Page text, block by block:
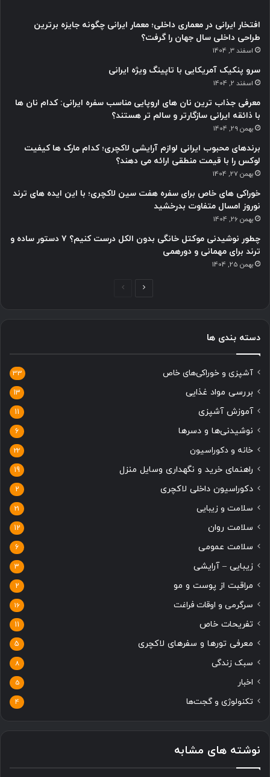
افتخار ایرانی در معماری داخلی؛ معمار ایرانی چگونه جایزه برترین
طراحی داخلی سال جهان را گرفت؟
اسفند 3, 1404
سرو پنکیک آمریکایی با تاپینگ ویژه ایرانی
اسفند 2, 1404
معرفی جذاب ترین نان های اروپایی مناسب سفره ایرانی: کدام نان ها
با ذائقه ایرانی سازگارتر و سالم تر هستند؟
بهمن 29, 1404
برندهای محبوب ایرانی لوازم آرایشی لاکچری؛ کدام مارک ها کیفیت
لوکس را با قیمت منطقی ارائه می دهند؟
بهمن 27, 1404
خوراکی های خاص برای سفره هفت سین لاکچری؛ با این ایده های ترند
نوروز امسال متفاوت بدرخشید
بهمن 26, 1404
چطور نوشیدنی موکتل خانگی بدون الکل درست کنیم؟ ۷ دستور ساده و
ترند برای مهمانی و دورهمی
بهمن 25, 1404
صفحه
صفحه
دسته بندی ها
آشپزی و خوراکی‌های خاص 33
بررسی مواد غذایی 13
آموزش آشپزی 11
نوشیدنی‌ها و دسرها 6
خانه و دکوراسیون 22
راهنمای خرید و نگهداری وسایل منزل 19
دکوراسیون داخلی لاکچری 2
سلامت و زیبایی 21
سلامت روان 12
سلامت عمومی 6
زیبایی – آرایشی 3
مراقبت از پوست و مو 2
سرگرمی و اوقات فراغت 16
تفریحات خاص 11
معرفی تورها و سفرهای لاکچری 5
سبک زندگی 8
اخبار 5
تکنولوژی و گجت‌ها 4
نوشته های مشابه